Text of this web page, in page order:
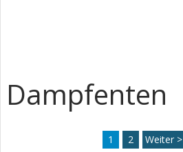
Dampfenten
1 2 Weiter >